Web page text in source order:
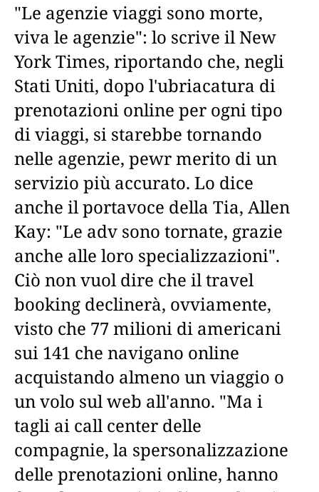
"Le agenzie viaggi sono morte,
viva le agenzie": lo scrive il New
York Times, riportando che, negli
Stati Uniti, dopo l'ubriacatura di
prenotazioni online per ogni tipo
di viaggi, si starebbe tornando
nelle agenzie, pewr merito di un
servizio più accurato. Lo dice
anche il portavoce della Tia, Allen
Kay: "Le adv sono tornate, grazie
anche alle loro specializzazioni".
Ciò non vuol dire che il travel
booking declinerà, ovviamente,
visto che 77 milioni di americani
sui 141 che navigano online
acquistando almeno un viaggio o
un volo sul web all'anno. "Ma i
tagli ai call center delle
compagnie, la spersonalizzazione
delle prenotazioni online, hanno